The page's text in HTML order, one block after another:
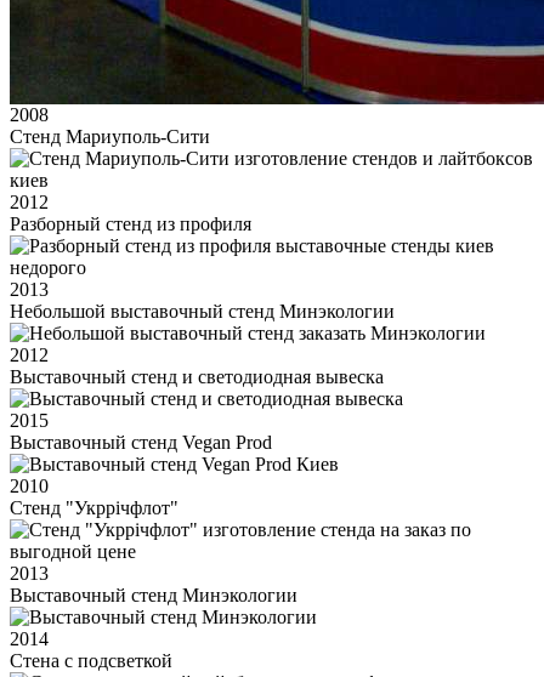
2008
Стенд Мариуполь-Сити
2012
Разборный стенд из профиля
2013
Небольшой выставочный стенд Минэкологии
2012
Выставочный стенд и светодиодная вывеска
2015
Выставочный стенд Vegan Prod
2010
Стенд "Укррічфлот"
2013
Выставочный стенд Минэкологии
2014
Стена с подсветкой